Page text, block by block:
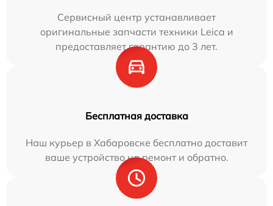
Сервисный центр устанавливает
оригинальные запчасти техники Leica и
предоставляет гарантию до 3 лет.
Бесплатная доставка
Наш курьер в Хабаровске бесплатно доставит
ваше устройство на ремонт и обратно.